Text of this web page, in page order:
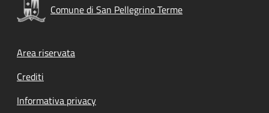
Comune di San Pellegrino Terme
Footer menu
Area riservata
Crediti
Informativa privacy